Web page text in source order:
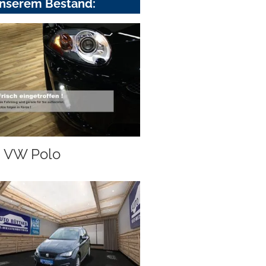
Bestand:
VW Polo